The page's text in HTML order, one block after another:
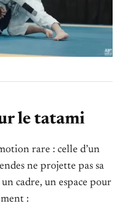
le tatami
rare : celle d’un
ne projette pas sa
cadre, un espace pour
: